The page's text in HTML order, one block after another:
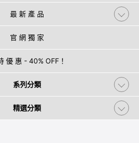
最 新 產 品
官 網 獨 家
優 惠 - 40% OFF！
系列分類
精選分類